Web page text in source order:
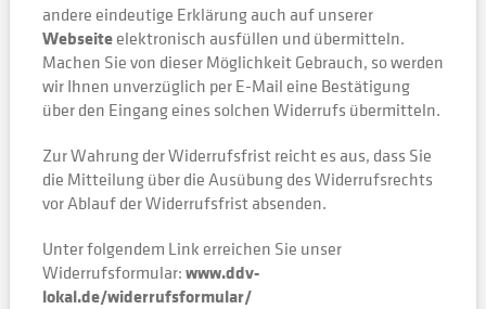
andere eindeutige Erklärung auch auf unserer
Webseiteelektronisch ausfüllen und übermitteln.
Machen Sie von dieser Möglichkeit Gebrauch, so werden
wir Ihnen unverzüglich per E-Mail eine Bestätigung
über den Eingang eines solchen Widerrufs übermitteln.
Zur Wahrung der Widerrufsfrist reicht es aus, dass Sie
die Mitteilung über die Ausübung des Widerrufsrechts
vor Ablauf der Widerrufsfrist absenden.
Unter folgendem Link erreichen Sie unser
Widerrufsformular:www.ddv-
lokal.de/widerrufsformular/